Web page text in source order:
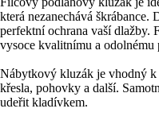
která nezanechává
perfektní ochrana vaší dlažby.
vysoce kvalitnímu a odolnému
Nábytkový kluzák je vhodný
křesla, pohovky a další.
udeřit kladívkem.